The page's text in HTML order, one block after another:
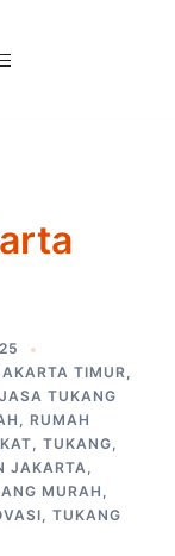
TIMUR,
JASA TUKANG
, RUMAH
, TUKANG,
JAKARTA,
MURAH ,
, TUKANG